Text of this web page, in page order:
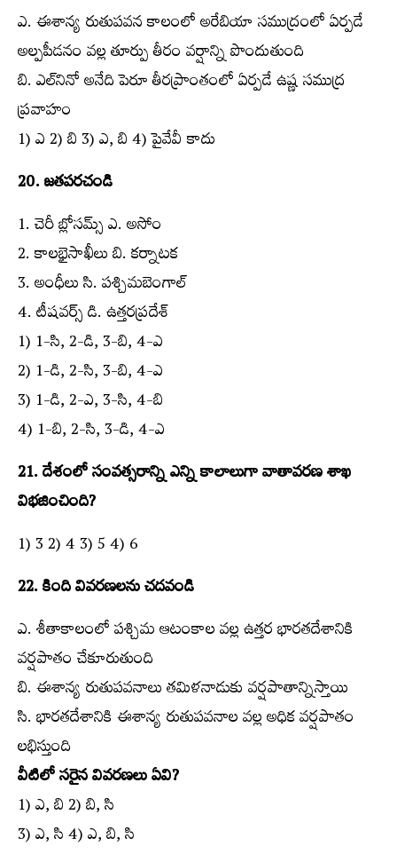
ఎ. ఈశాన్య రుతుపవన కాలంలో అరేబియా సముద్రంలో ఏర్పడే
అల్పపీడనం వల్ల తూర్పు తీరం వర్షాన్ని పొందుతుంది
బి. ఎల్‌నినో అనేది పెరూ తీరప్రాంతంలో ఏర్పడే ఉష్ణ సముద్ర
ప్రవాహం
1) ఎ 2) బి 3) ఎ, బి 4) పైవేవీ కాదు
20. జతపరచండి
1. చెరీ బ్లోసమ్స్​‍ ఎ. అసోం
2. కాలభైసాఖీలు బి. కర్నాటక
3. అంధీలు సి. పశ్చిమబెంగాల్‌
4. టీషవర్స్​‍ డి. ఉత్తరప్రదేశ్‌
1) 1-సి, 2-డి, 3-బి, 4-ఎ
2) 1-డి, 2-సి, 3-బి, 4-ఎ
3) 1-డి, 2-ఎ, 3-సి, 4-బి
4) 1-బి, 2-సి, 3-డి, 4-ఎ
21. దేశంలో సంవత్సరాన్ని ఎన్ని కాలాలుగా వాతావరణ శాఖ
విభజించింది?
1) 3 2) 4 3) 5 4) 6
22. కింది వివరణలను చదవండి
ఎ. శీతాకాలంలో పశ్చిమ ఆటంకాల వల్ల ఉత్తర భారతదేశానికి
వర్షపాతం చేకూరుతుంది
బి. ఈశాన్య రుతుపవనాలు తమిళనాడుకు వర్షపాతాన్నిస్తాయి
సి. భారతదేశానికి ఈశాన్య రుతుపవనాల వల్ల అధిక వర్షపాతం
లభిస్తుంది
వీటిలో సరైన వివరణలు ఏవి?
1) ఎ, బి 2) బి, సి
3) ఎ, సి 4) ఎ, బి, సి